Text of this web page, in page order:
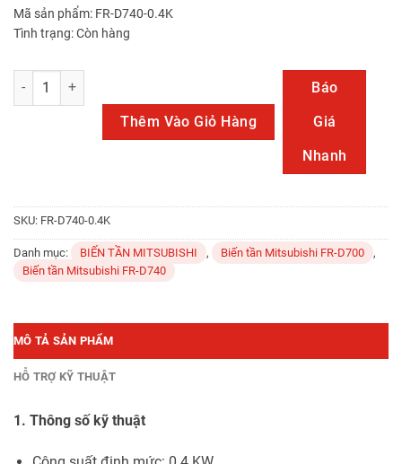
Mã sản phẩm: FR-D740-0.4K
Tình trạng: Còn hàng
FR-D740-0.4K số lượng
Thêm Vào Giỏ Hàng
Báo
Giá
Nhanh
SKU: FR-D740-0.4K
Danh mục: BIẾN TẦN MITSUBISHI , Biến tần Mitsubishi FR-D700
,
Biến tần Mitsubishi FR-D740
MÔ TẢ SẢN PHẨM
HỖ TRỢ KỸ THUẬT
1. Thông số kỹ thuật